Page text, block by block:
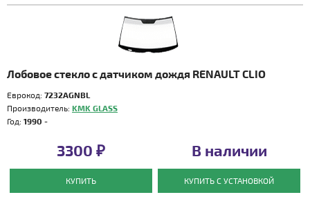
Лобовое стекло с датчиком дождя RENAULT CLIO
Еврокод: 7232AGNBL
Производитель: KMK GLASS
Год: 1990 -
3300 ₽
КУПИТЬ
В наличии
КУПИТЬ С УСТАНОВКОЙ